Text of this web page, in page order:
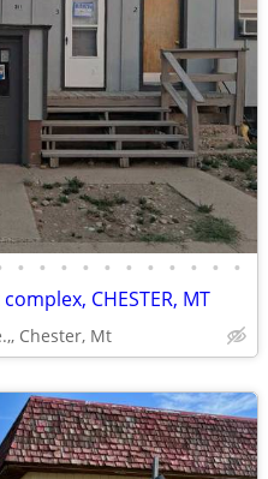
• • • • • • • • • • •
CHESTER, MT
Chester, Mt